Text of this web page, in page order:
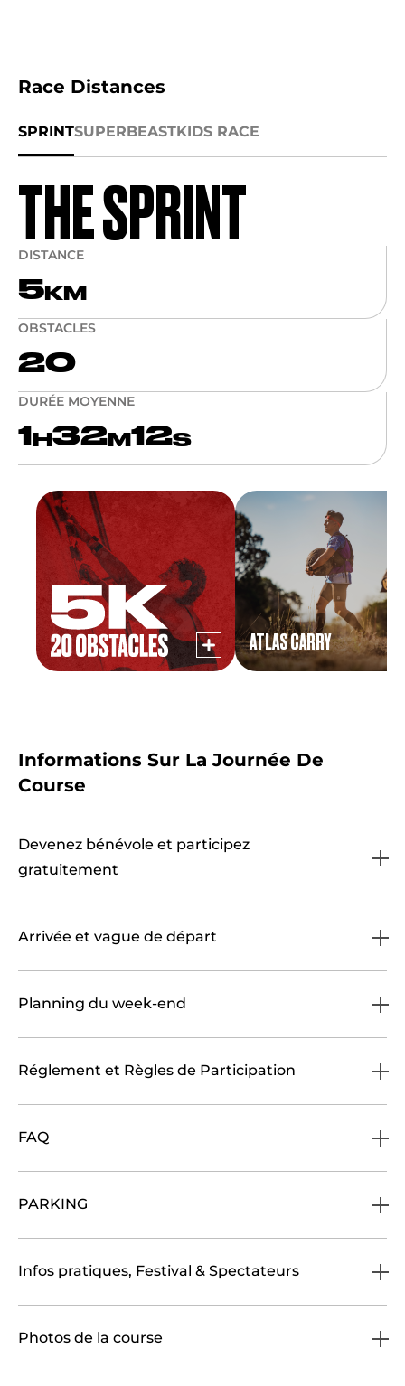
Race Distances
SPRINTSUPERBEASTKIDS RACE
THE SPRINT
DISTANCE
5 KM
OBSTACLES
20
DURÉE MOYENNE
1 H 32 M 12S
ATLAS CARRY
Informations Sur La Journée De
Course
Devenez bénévole et participez
gratuitement
Arrivée et vague de départ
Planning du week-end
Réglement et Règles de Participation
FAQ
PARKING
Infos pratiques, Festival & Spectateurs
Photos de la course